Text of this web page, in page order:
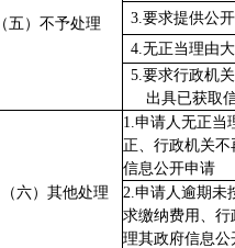
（五）不予处理
3.要求提供公
4.无正当理由
5.要求行政机
出具已获取
（六）其他处理
1.申请人无正当
正、行政机关
信息公开申请
2.申请人逾期未
求缴纳费用、
理其政府信息公